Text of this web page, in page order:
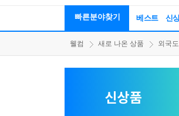
빠른분야찾기 베스트 신
웰컴 새로 나온 상품 외국
신상품